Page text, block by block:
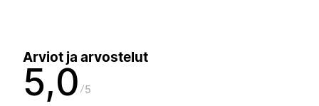
Arviot ja arvostelut
5,0 5